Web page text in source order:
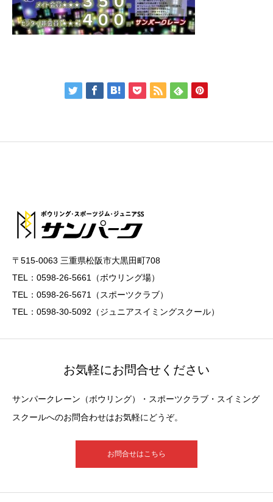
〒515-0063 三重県松阪市大黒田町708
TEL：0598-26-5661（ボウリング場）
TEL：0598-26-5671（スポーツクラブ）
TEL：0598-30-5092（ジュニアスイミングスクール）
お気軽にお問合せください
サンパークレーン（ボウリング）・スポーツクラブ・スイミング
スクールへのお問合わせはお気軽にどうぞ。
お問合せはこちら